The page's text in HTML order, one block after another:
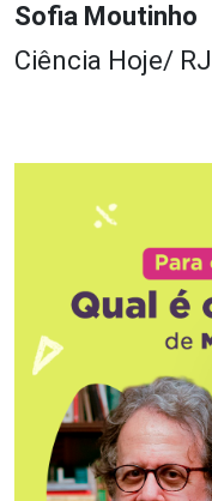
Sofia Moutinho
Ciência Hoje/ RJ